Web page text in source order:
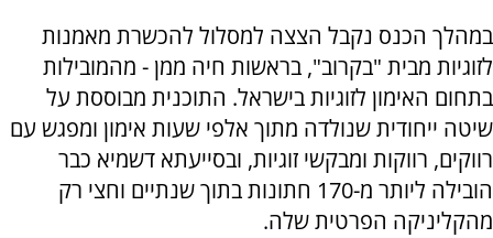
במהלך הכנס נקבל הצצה למסלול להכשרת מאמנות
לזוגיות מבית "בקרוב", בראשות חיה ממן - מהמובילות
בתחום האימון לזוגיות בישראל. התוכנית מבוססת על
שיטה ייחודית שנולדה מתוך אלפי שעות אימון ומפגש עם
רווקים, רווקות ומבקשי זוגיות, ובסייעתא דשמיא כבר
הובילה ליותר מ-170 חתונות בתוך שנתיים וחצי רק
מהקליניקה הפרטית שלה.